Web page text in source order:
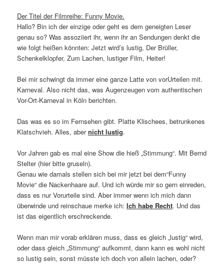
Der Titel der Filmreihe: Funny Movie.
Hallo? Bin ich der einzige oder geht es dem geneigten Leser
genau so? Was assoziiert ihr, wenn ihr an Sendungen denkt die
wie folgt heißen könnten: Jetzt wird’s lustig, Der Brüller,
Schenkelklopfer, Zum Lachen, lustiger Film, Heiter!
Bei mir schwingt da immer eine ganze Latte von vorUrteilen mit.
Karneval. Also nicht das, was Augenzeugen vom authentischen
Vor-Ort-Karneval in Köln berichten.
Das was es so im Fernsehen gibt. Platte Klischees, betrunkenes
Klatschvieh. Alles, abernicht lustig.
Vor Jahren gab es mal eine Show die hieß „Stimmung“. Mit Bernd
Stelter (hier bitte gruseln).
Genau wie damals stellen sich bei mir jetzt bei dem“Funny
Movie“ die Nackenhaare auf. Und ich würde mir so gern einreden,
dass es nur Vorurteile sind. Aber immer wenn ich mich dann
überwinde und reinschaue merke ich:Ich habe Recht. Und das
ist das eigentlich erschreckende.
Wenn man mir vorab erklären muss, dass es gleich „lustig“ wird,
oder dass gleich „Stimmung“ aufkommt, dann kann es wohl nicht
so lustig sein, sonst müsste ich doch von allein lachen, oder?